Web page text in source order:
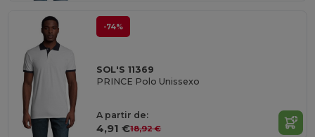
-74%
SOL'S 11369
PRINCE Polo Unissexo
A partir de:
4,91 €18,92 €